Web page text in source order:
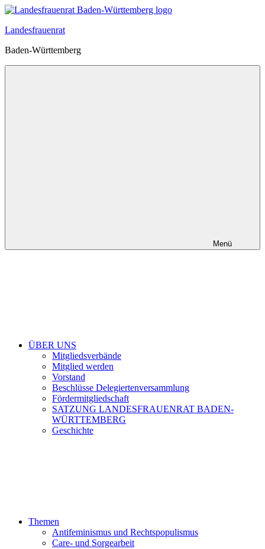
Zum
springen
Landesfrauenrat
Baden-Württemberg
Menü
ÜBER UNS
Mitgliedsverbände
Mitglied werden
Vorstand
Beschlüsse Delegiertenversammlung
Fördermitgliedschaft
SATZUNG LANDESFRAUENRAT BADEN-
WÜRTTEMBERG
Geschichte
Themen
Antifeminismus und Rechtspopulismus
Care- und Sorgearbeit